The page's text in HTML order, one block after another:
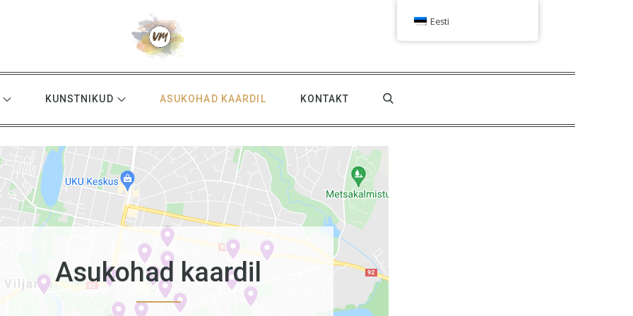
KUNSTNIKUD ASUKOHAD KAARDIL KONTAKT
Asukohad kaardil
Eesti